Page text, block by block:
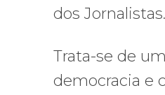
dos
Trata-se de
democracia e